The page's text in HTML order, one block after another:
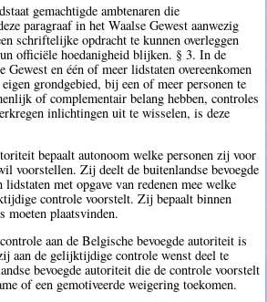
gemachtigde ambtenaren die
paragraaf in het Waalse Gewest aanwezig
schriftelijke opdracht te kunnen overleggen
officiële hoedanigheid blijken. § 3. In de
Gewest en één of meer lidstaten overeenkomen
grondgebied, bij een of meer personen te
of complementair belang hebben, controles
inlichtingen uit te wisselen, is deze
bepaalt autonoom welke personen zij voor
voorstellen. Zij deelt de buitenlandse bevoegde
met opgave van redenen mee welke
controle voorstelt. Zij bepaalt binnen
moeten plaatsvinden.
aan de Belgische bevoegde autoriteit is
aan de gelijktijdige controle wenst deel te
bevoegde autoriteit die de controle voorstelt
of een gemotiveerde weigering toekomen.